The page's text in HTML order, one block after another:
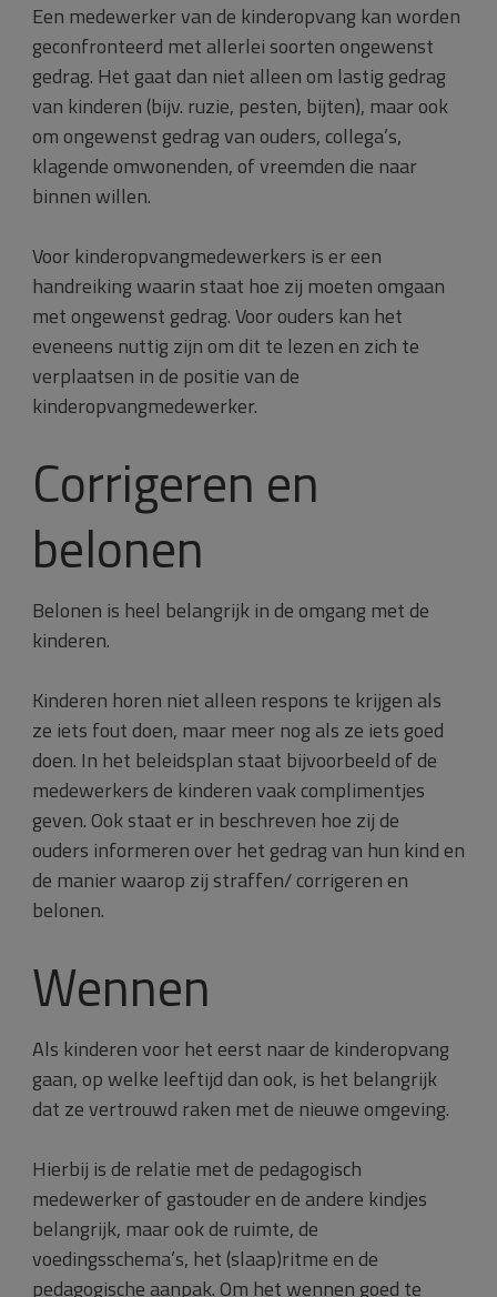
Een medewerker van de kinderopvang kan worden
geconfronteerd met allerlei soorten ongewenst
gedrag. Het gaat dan niet alleen om lastig gedrag
van kinderen (bijv. ruzie, pesten, bijten), maar ook
om ongewenst gedrag van ouders, collega’s,
klagende omwonenden, of vreemden die naar
binnen willen.
Voor kinderopvangmedewerkers is er een
handreiking waarin staat hoe zij moeten omgaan
met ongewenst gedrag. Voor ouders kan het
eveneens nuttig zijn om dit te lezen en zich te
verplaatsen in de positie van de
kinderopvangmedewerker.
Corrigeren en
belonen
Belonen is heel belangrijk in de omgang met de
kinderen.
Kinderen horen niet alleen respons te krijgen als
ze iets fout doen, maar meer nog als ze iets goed
doen. In het beleidsplan staat bijvoorbeeld of de
medewerkers de kinderen vaak complimentjes
geven. Ook staat er in beschreven hoe zij de
ouders informeren over het gedrag van hun kind en
de manier waarop zij straffen/ corrigeren en
belonen.
Wennen
Als kinderen voor het eerst naar de kinderopvang
gaan, op welke leeftijd dan ook, is het belangrijk
dat ze vertrouwd raken met de nieuwe omgeving.
Hierbij is de relatie met de pedagogisch
medewerker of gastouder en de andere kindjes
belangrijk, maar ook de ruimte, de
voedingsschema’s, het (slaap)ritme en de
pedagogische aanpak. Om het wennen goed te